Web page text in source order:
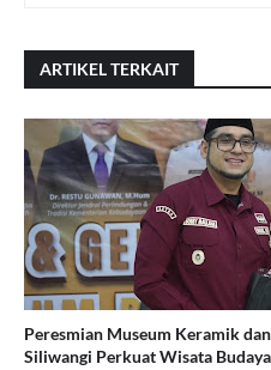
ARTIKEL TERKAIT
Peresmian Museum Keramik
Siliwangi Perkuat Wisata